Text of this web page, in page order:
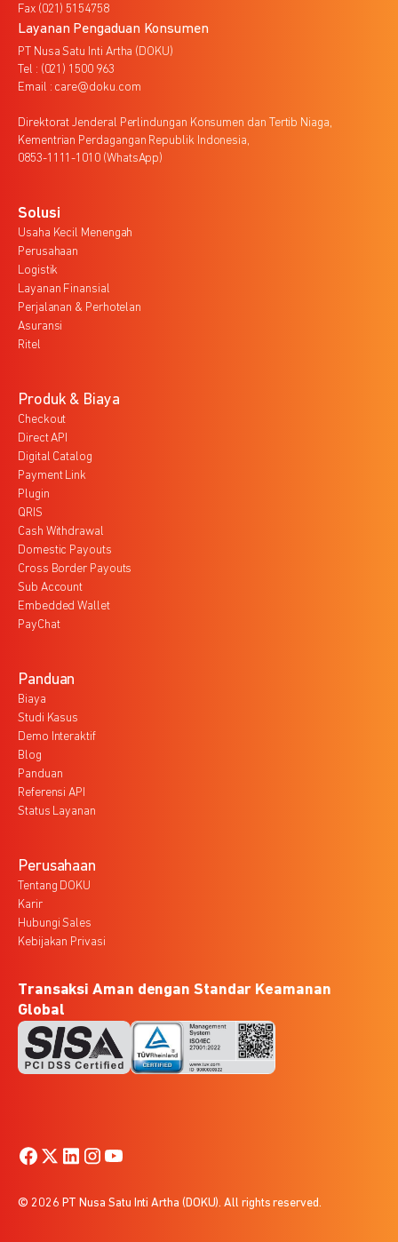
Fax (021) 5154758
Layanan Pengaduan Konsumen
PT Nusa Satu Inti Artha (DOKU)
Tel : (021) 1500 963
Email : care@doku.com
Direktorat Jenderal Perlindungan Konsumen dan Tertib Niaga,
Kementrian Perdagangan Republik Indonesia,
0853-1111-1010 (WhatsApp)
Solusi
Usaha Kecil Menengah
Perusahaan
Logistik
Layanan Finansial
Perjalanan & Perhotelan
Asuransi
Ritel
Produk & Biaya
Checkout
Direct API
Digital Catalog
Payment Link
Plugin
QRIS
Cash Withdrawal
Domestic Payouts
Cross Border Payouts
Sub Account
Embedded Wallet
PayChat
Panduan
Biaya
Studi Kasus
Demo Interaktif
Blog
Panduan
Referensi API
Status Layanan
Perusahaan
Tentang DOKU
Karir
Hubungi Sales
Kebijakan Privasi
Transaksi Aman dengan Standar Keamanan
Global
© 2026 PT Nusa Satu Inti Artha (DOKU). All rights reserved.